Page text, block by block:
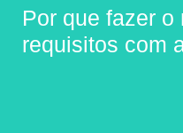
Por que fazer o
requisitos com